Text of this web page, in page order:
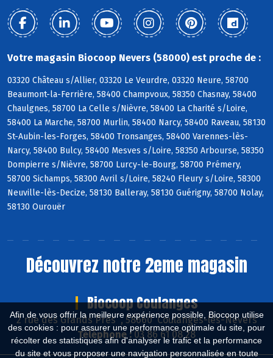
Afin de vous offrir la meilleure expérience possible, Biocoop utilise
des cookies : pour assurer une performance optimale du site, pour
récolter des statistiques afin d'analyser le trafic et la performance
du site et vous proposer une navigation personnalisée en toute
Votre magasin Biocoop Nevers (58000) est proche de :
03320 Château s/Allier, 03320 Le Veurdre, 03320 Neure, 58700
Beaumont-la-Ferrière, 58400 Champvoux, 58350 Chasnay, 58400
Chaulgnes, 58700 La Celle s/Nièvre, 58400 La Charité s/Loire,
58400 La Marche, 58700 Murlin, 58400 Narcy, 58400 Raveau, 58130
St-Aubin-les-Forges, 58400 Tronsanges, 58400 Varennes-lès-
Narcy, 58400 Bulcy, 58400 Mesves s/Loire, 58350 Arbourse, 58350
Dompierre s/Nièvre, 58700 Lurcy-le-Bourg, 58700 Prémery,
58700 Sichamps, 58300 Avril s/Loire, 58240 Fleury s/Loire, 58300
Neuville-lès-Decize, 58130 Balleray, 58130 Guérigny, 58700 Nolay,
58130 Ourouër
Découvrez notre 2eme magasin
Biocoop Coulanges
2 rue des Grands Près , 58660 Coulanges-lès-Nevers
Téléphone :03 86 61 08 28